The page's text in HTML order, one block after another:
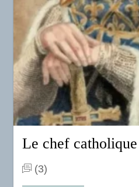
Le chef catholique
(3)